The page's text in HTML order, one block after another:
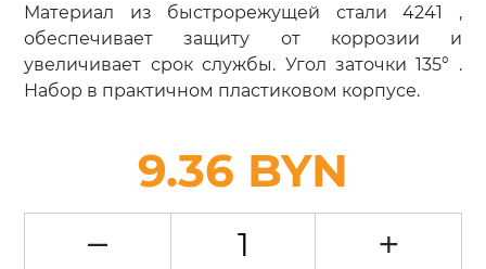
Материал из быстрорежущей стали 4241 ,
обеспечивает защиту от коррозии и
увеличивает срок службы. Угол заточки 135° .
Набор в практичном пластиковом корпусе.
9.36 BYN
+
–